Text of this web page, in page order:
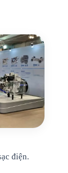
điện.